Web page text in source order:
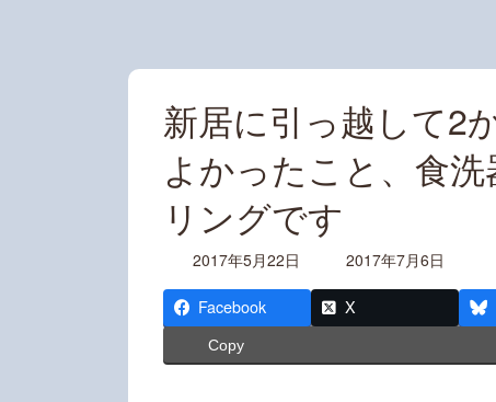
新居に引っ越して2
よかったこと、食
リングです
2017年5月22日
最
更
新
2017年7月6日
Facebook X
Copy